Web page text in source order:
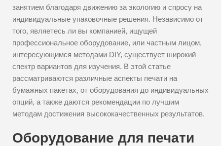
занятием благодаря движению за экологию и спросу на
индивидуальные упаковочные решения. Независимо от
того, являетесь ли вы компанией, ищущей
профессиональное оборудование, или частным лицом,
интересующимся методами DIY, существует широкий
спектр вариантов для изучения. В этой статье
рассматриваются различные аспекты печати на
бумажных пакетах, от оборудования до индивидуальных
опций, а также даются рекомендации по лучшим
методам достижения высококачественных результатов.
Оборудование для печати